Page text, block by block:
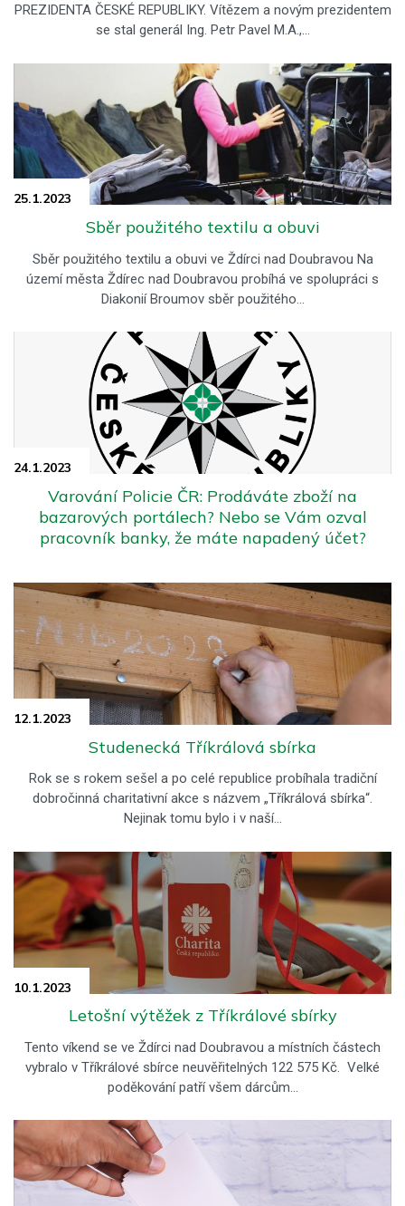
PREZIDENTA ČESKÉ REPUBLIKY. Vítězem a novým prezidentem
se stal generál Ing. Petr Pavel M.A.,…
25.1.2023
Sběr použitého textilu a obuvi
Sběr použitého textilu a obuvi ve Ždírci nad Doubravou Na
území města Ždírec nad Doubravou probíhá ve spolupráci s
Diakonií Broumov sběr použitého…
24.1.2023
Varování Policie ČR: Prodáváte zboží na
bazarových portálech? Nebo se Vám ozval
pracovník banky, že máte napadený účet?
12.1.2023
Studenecká Tříkrálová sbírka
Rok se s rokem sešel a po celé republice probíhala tradiční
dobročinná charitativní akce s názvem „Tříkrálová sbírka“.
Nejinak tomu bylo i v naší…
10.1.2023
Letošní výtěžek z Tříkrálové sbírky
Tento víkend se ve Ždírci nad Doubravou a místních částech
vybralo v Tříkrálové sbírce neuvěřitelných 122 575 Kč. Velké
poděkování patří všem dárcům…